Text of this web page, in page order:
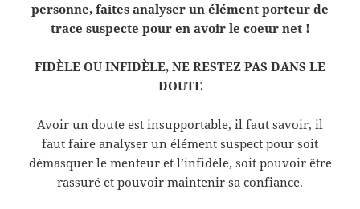
personne, faites analyser un élément porteur de
trace suspecte pour en avoir le coeur net !
FIDÈLE OU INFIDÈLE, NE RESTEZ PAS DANS LE
DOUTE
Avoir un doute est insupportable, il faut savoir, il
faut faire analyser un élément suspect pour soit
démasquer le menteur et l’infidèle, soit pouvoir être
rassuré et pouvoir maintenir sa confiance.